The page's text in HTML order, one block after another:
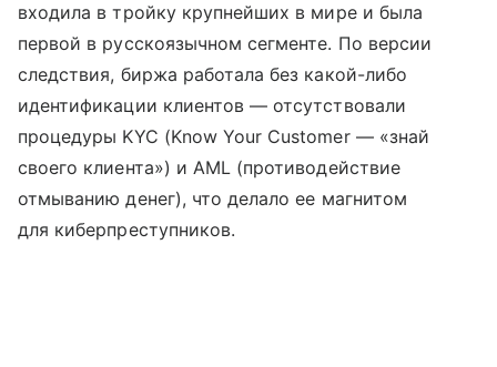
входила в тройку крупнейших в мире и была
первой в русскоязычном сегменте. По версии
следствия, биржа работала без какой-либо
идентификации клиентов — отсутствовали
процедуры KYC (Know Your Customer — «знай
своего клиента») и AML (противодействие
отмыванию денег), что делало ее магнитом
для киберпреступников.